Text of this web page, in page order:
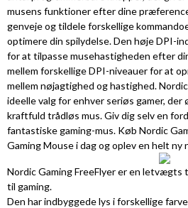
musens funktioner efter dine
genveje og tildele forskellige
optimere din spilydelse. Den høje DPI-
for at tilpasse musehastigheden efter
mellem forskellige DPI-niveauer for at
mellem nøjagtighed og hastighed.
ideelle valg for enhver seriøs gamer, der
kraftfuld trådløs mus. Giv dig selv en
fantastiske gaming-mus. Køb Nordic
Gaming Mouse i dag og oplev en helt ny
Nordic Gaming FreeFlyer er en letvægts
til gaming.
Den har indbyggede lys i forskellige